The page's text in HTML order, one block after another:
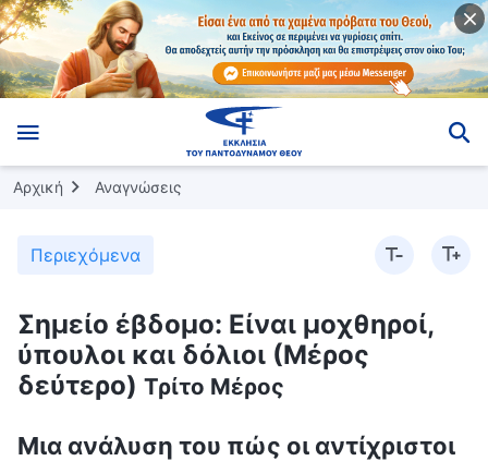
Αρχική Αναγνώσεις
Περιεχόμενα
Σημείο έβδομο: Είναι μοχθηροί,
ύπουλοι και δόλιοι (Μέρος
δεύτερο) Τρίτο Μέρος
Μια ανάλυση του πώς οι αντίχριστοι